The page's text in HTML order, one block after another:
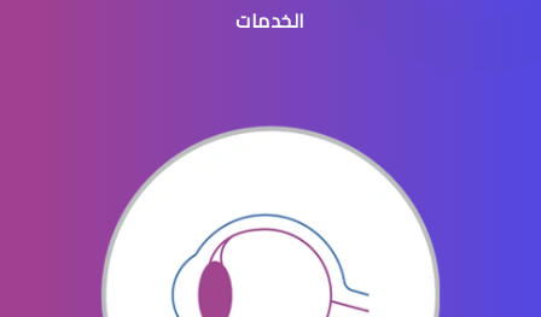
الماء الأزرق في العيون
الماء الازرق بالعين
الخدمات